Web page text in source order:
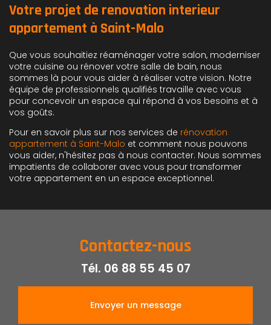
Votre projet de renovation interieur
appartement à Saint-Malo
Que vous souhaitiez réaménager votre salon, moderniser
votre cuisine ou rénover votre salle de bain, nous
sommes là pour vous aider à réaliser votre vision. Notre
équipe de professionnels qualifiés travaille avec vous
pour concevoir un espace qui répond à vos besoins et à
vos goûts.
Pour en savoir plus sur nos services de rénovation
appartement à Saint-Malo et comment nous pouvons
vous aider, n'hésitez pas à nous contacter. Nous sommes
impatients de collaborer avec vous pour transformer
votre appartement en un espace exceptionnel.
Contactez-nous
Tél. 06 88 55 45 07
Envoyer un message